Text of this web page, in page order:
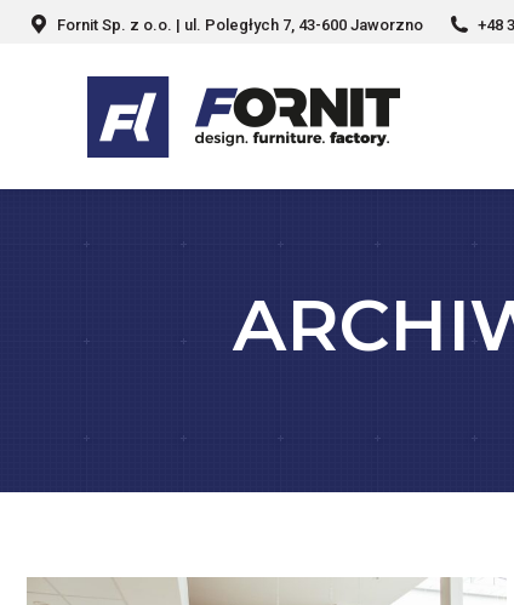
Fornit Sp. z o.o. | ul. Poległych 7, 43-600 Jaworzno +48